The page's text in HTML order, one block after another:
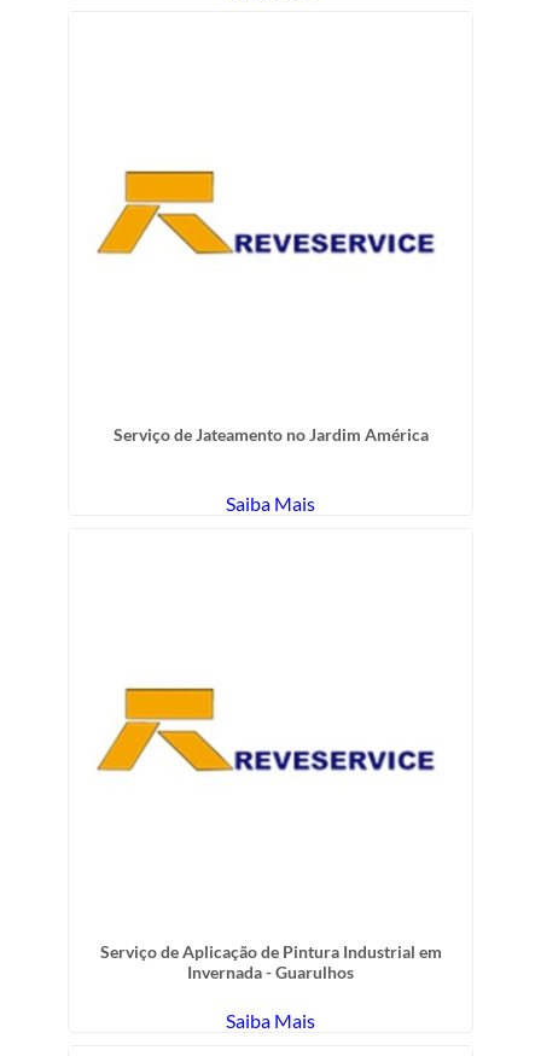
Serviço de Jateamento no Jardim América
Saiba Mais
Serviço de Aplicação de Pintura Industrial em
Invernada - Guarulhos
Saiba Mais